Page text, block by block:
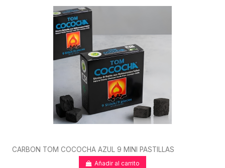
CARBON TOM COCOCHA AZUL 9 MINI PASTILLAS
Añadir al carrito